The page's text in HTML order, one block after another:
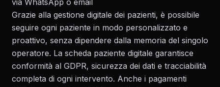
via WhatsApp o email
Grazie alla gestione digitale dei pazienti, è possibile
seguire ogni paziente in modo personalizzato e
proattivo, senza dipendere dalla memoria del singolo
operatore. La scheda paziente digitale garantisce
conformità al GDPR, sicurezza dei dati e tracciabilità
completa di ogni intervento. Anche i pagamenti